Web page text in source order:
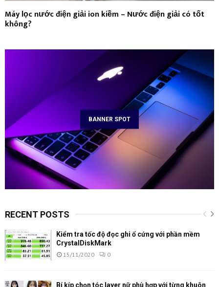
Máy lọc nước điện giải ion kiềm – Nước điện giải có tốt
không?
BANNER SPOT
RECENT POSTS
Kiểm tra tốc độ đọc ghi ổ cứng với phần mềm
CrystalDiskMark
15/11/2020 0
Bí kíp chọn tóc layer nữ phù hợp với từng khuôn